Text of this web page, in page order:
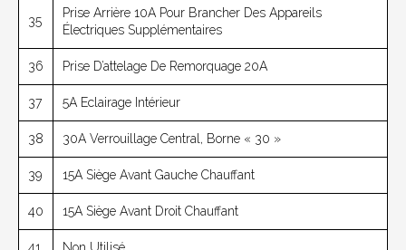
35
Prise Arrière 10A Pour Brancher Des Appareils
Électriques Supplémentaires
36 Prise D’attelage De Remorquage 20A
37 5A Eclairage Intérieur
38 30A Verrouillage Central, Borne « 30 »
39 15A Siège Avant Gauche Chauffant
40 15A Siège Avant Droit Chauffant
41 Non Utilisé